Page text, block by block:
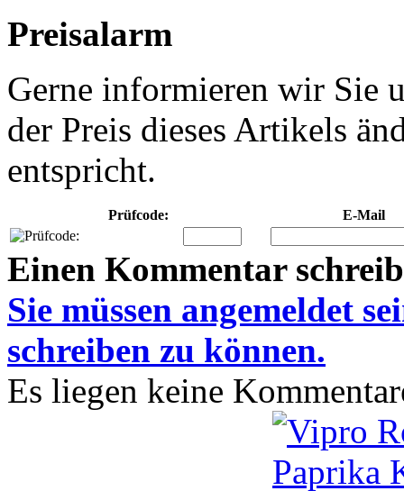
Preisalarm
Gerne informieren wir Sie
der Preis dieses Artikels
entspricht.
Prüfcode: E-Mail
Einen Kommentar
Sie müssen angemeldet
schreiben zu können.
Es liegen keine